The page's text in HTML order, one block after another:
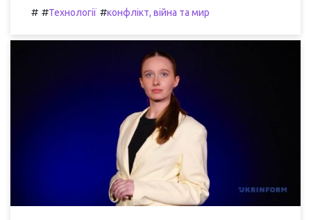
# #Технології #конфлікт, війна та мир